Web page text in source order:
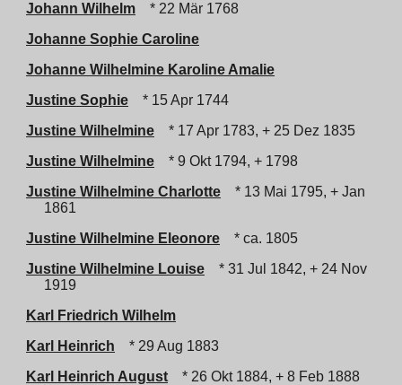
Johann Wilhelm
* 22 Mär 1768
Johanne Sophie Caroline
Johanne Wilhelmine Karoline Amalie
Justine Sophie
* 15 Apr 1744
Justine Wilhelmine
* 17 Apr 1783, + 25 Dez 1835
Justine Wilhelmine
* 9 Okt 1794, + 1798
Justine Wilhelmine Charlotte
* 13 Mai 1795, + Jan
1861
Justine Wilhelmine Eleonore
* ca. 1805
Justine Wilhelmine Louise
* 31 Jul 1842, + 24 Nov
1919
Karl Friedrich Wilhelm
Karl Heinrich
* 29 Aug 1883
Karl Heinrich August
* 26 Okt 1884, + 8 Feb 1888